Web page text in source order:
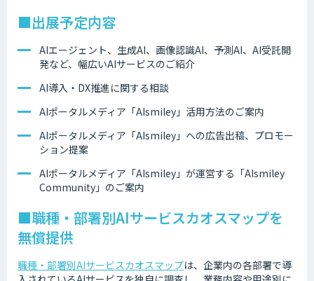
■出展予定内容
AIエージェント、生成AI、画像認識AI、予測AI、AI受託開
発など、幅広いAIサービスのご紹介
AI導入・DX推進に関する相談
AIポータルメディア「AIsmiley」活用方法のご案内
AIポータルメディア「AIsmiley」への広告出稿、プロモー
ション提案
AIポータルメディア「AIsmiley」が運営する「AIsmiley
Community」のご案内
■職種・部署別AIサービスカオスマップを
無償提供
職種・部署別AIサービスカオスマップは、企業内の各部署で導